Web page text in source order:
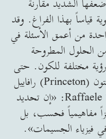
قياساً بهذا الفراغ. وقد
من أعمق الأسئلة في
الحلول المطروحة
مختلفة للكون. حتى
قال الفيزيائي في جامعة برينستون (Princeton) رافاييل
تيتو ديانولو Raffaele Tito D'Agnolo: «إن تحديد
مفاهيمياً فحسب، بل
فيزياء الجسيمات».